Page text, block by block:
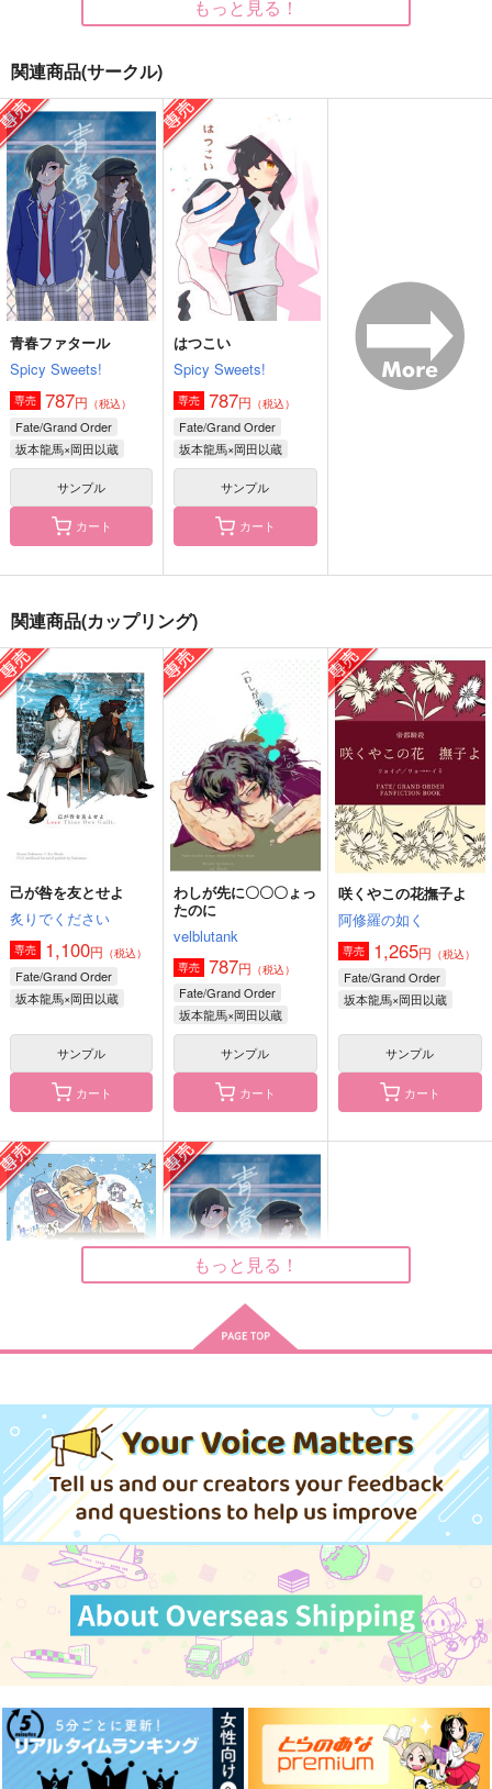
わしが先に〇〇〇ょっ
たのに
velblutank
787円（税込）
坂本龍馬×岡田以蔵
サンプル
作品詳細
ブルーマンデー・シン
ドローム
炙りでください
787円（税込）
坂本龍馬×岡田以蔵
サンプル
作品詳細 作品詳細
咲くやこの花撫子よ
阿修羅の如く
1,265 （税込）
坂本龍馬×岡田以蔵
サンプル
作品詳細
岡田君のクセに生意気
だ！
4624
629 （税込）
岡田以蔵×高杉晋作
サンプル
作品詳細
Owen
787円（税込）
斎藤一
サンプル
作品詳細
言の葉の紡ぎ方
春一番
2,970円（税込）
アスラン×カガリ
サンプル
シャンプーとムースは
進展しない:Re
913円（税込）
ムース×シャンプー
サンプル
作品詳細
Childhood'send
WizaldX
913円（税込）
クリスマスベルを鳴ら
して番外編
（税込）
宇髄天元×煉獄杏寿郎
作品詳細
550円 （税込）
宇髄天元
作品詳細
月と見つけたシアワセ
を
猫柳亭
499円（税込）
天鬼×摂津のきり丸
作品詳細
もっと見る！
関連商品(サークル)
青春ファタール
Spicy Sweets!
専売 787円 （税込）
Fate/Grand Order
坂本龍馬×岡田以蔵
サンプル
カート
はつこい
Spicy Sweets!
専売 787円 （税込）
Fate/Grand Order
坂本龍馬×岡田以蔵
サンプル
カート
関連商品(カップリング)
己が咎を友とせよ
炙りでください
専売 1,100円 （税込）
Fate/Grand Order
坂本龍馬×岡田以蔵
サンプル
カート
わしが先に〇〇〇ょっ
たのに
velblutank
専売 787円 （税込）
Fate/Grand Order
坂本龍馬×岡田以蔵
サンプル
カート
咲くやこの花撫子よ
阿修羅の如く
専売 1,265円 （税込）
Fate/Grand Order
坂本龍馬×岡田以蔵
サンプル
カート
っ！
土曜日のキャラメル
専売 629円（税込）
Fate/Grand Order
坂本龍馬×岡田以蔵
サンプル
カート
Spicy Sweets!
専売 787円（税込）
坂本龍馬×岡田以蔵
サンプル
もっと見る！